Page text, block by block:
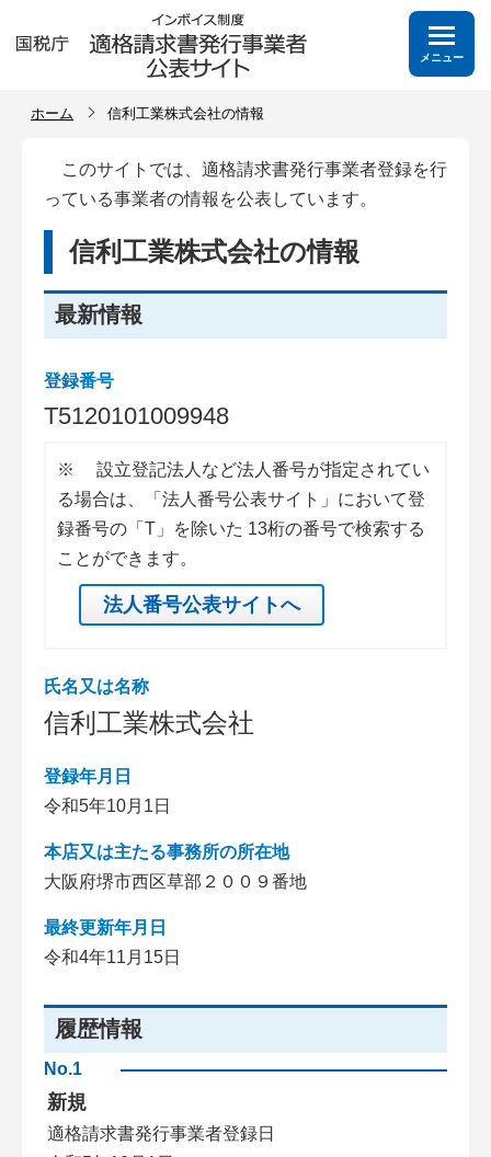
メニュー
ホーム 信利工業株式会社の情報
このサイトでは、適格請求書発行事業者登録を行
っている事業者の情報を公表しています。
信利工業株式会社の情報
最新情報
登録番号
T5120101009948
※
設立登記法人など法人番号が指定されてい
る場合は、「法人番号公表サイト」において登
録番号の「T」を除いた 13桁の番号で検索する
ことができます。
法人番号公表サイトへ
氏名又は名称
信利工業株式会社
登録年月日
令和5年10月1日
本店又は主たる事務所の所在地
大阪府堺市西区草部２００９番地
最終更新年月日
令和4年11月15日
履歴情報
No.1
新規
適格請求書発行事業者登録日